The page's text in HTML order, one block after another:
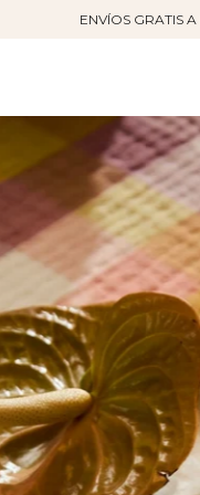
ENVÍOS GRATIS